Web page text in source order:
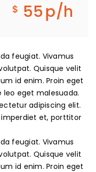
$ 55p/h
feugiat. Vivamus
Quisque velit
id enim. Proin eget
leo eget malesuada.
adipiscing elit.
et, porttitor
feugiat. Vivamus
Quisque velit
id enim. Proin eget